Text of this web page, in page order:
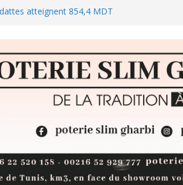
atteignent 854,4 MDT
plages et des zones
Trabzonspor